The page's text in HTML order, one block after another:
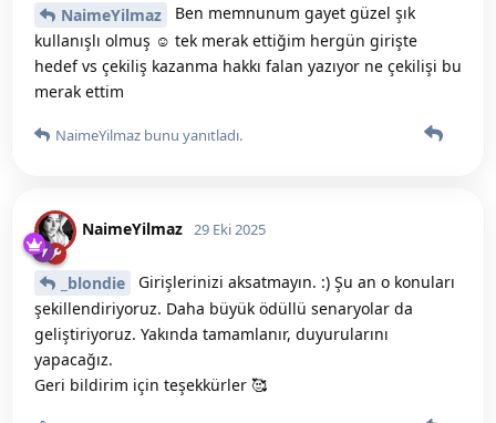
NaimeYilmaz
Ben memnunum gayet güzel şık
kullanışlı olmuş ☺️ tek merak ettiğim hergün girişte
hedef vs çekiliş kazanma hakkı falan yazıyor ne çekilişi bu
merak ettim
NaimeYilmaz bunu yanıtladı.
NaimeYilmaz 29 Eki 2025
_blondie
Girişlerinizi aksatmayın. :) Şu an o konuları
şekillendiriyoruz. Daha büyük ödüllü senaryolar da
geliştiriyoruz. Yakında tamamlanır, duyurularını
yapacağız.
Geri bildirim için teşekkürler 🥰